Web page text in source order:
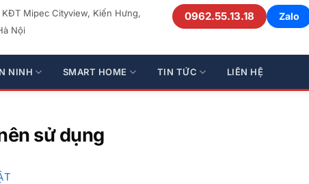
KĐT Mipec Cityview, Kiến Hưng,
Nội
0962.55.13.18 Zalo
NINH SMART HOME TIN TỨC LIÊN HỆ
sử dụng